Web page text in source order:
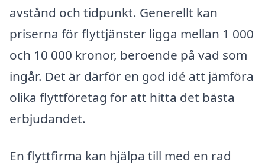
avstånd och tidpunkt. Generellt kan
priserna för flyttjänster ligga mellan 1 000
och 10 000 kronor, beroende på vad som
ingår. Det är därför en god idé att jämföra
olika flyttföretag för att hitta det bästa
erbjudandet.
En flyttfirma kan hjälpa till med en rad